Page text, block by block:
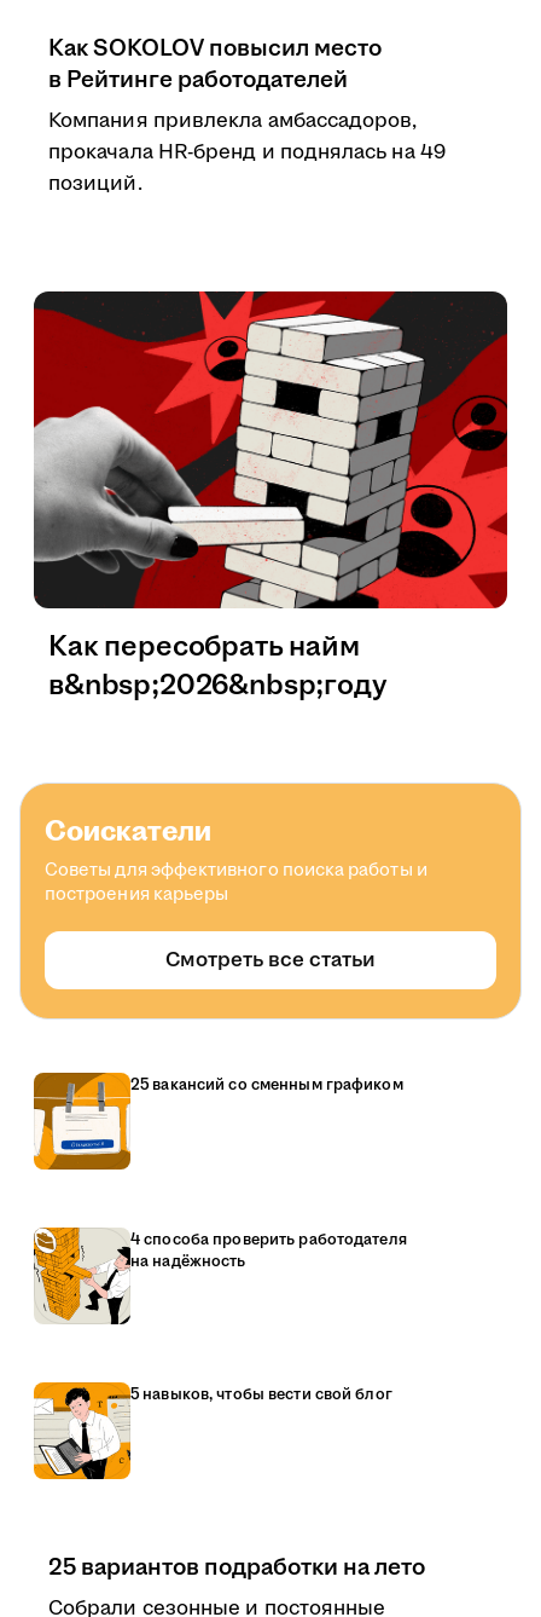
Как SOKOLOV повысил место
в Рейтинге работодателей
Компания привлекла амбассадоров,
прокачала HR-бренд и поднялась на 49
позиций.
Как пересобрать найм
в&nbsp;2026&nbsp;году
Соискатели
Советы для эффективного поиска работы и
построения карьеры
Смотреть все статьи
25 вакансий со сменным графиком
4 способа проверить работодателя
на надёжность
5 навыков, чтобы вести свой блог
25 вариантов подработки на лето
Собрали сезонные и постоянные